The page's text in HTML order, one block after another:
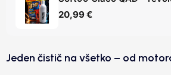
20,99 €
Jeden čistič na všetko – od